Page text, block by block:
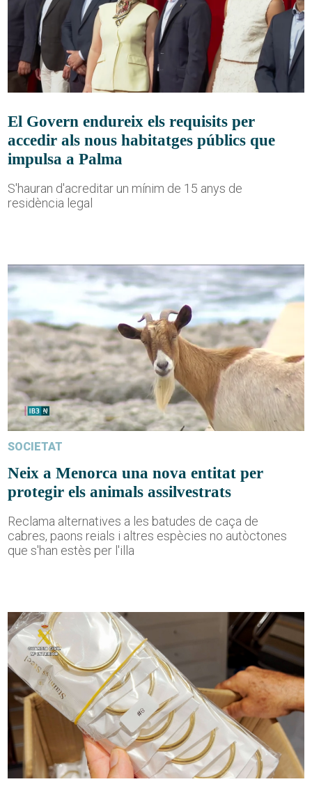
El Govern endureix els requisits per
accedir als nous habitatges públics que
impulsa a Palma
S'hauran d'acreditar un mínim de 15 anys de
residència legal
SOCIETAT
Neix a Menorca una nova entitat per
protegir els animals assilvestrats
Reclama alternatives a les batudes de caça de
cabres, paons reials i altres espècies no autòctones
que s'han estès per l'illa